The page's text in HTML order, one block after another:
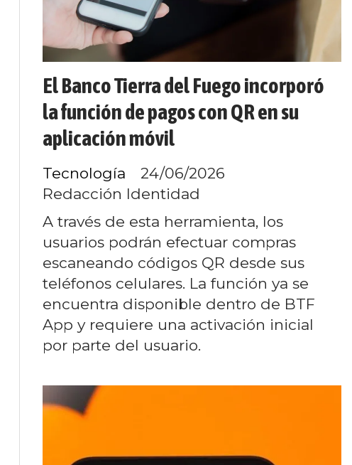
El Banco Tierra del Fuego incorporó
la función de pagos con QR en su
aplicación móvil
Redacción Identidad
Tecnología 24/06/2026
A través de esta herramienta, los
usuarios podrán efectuar compras
escaneando códigos QR desde sus
teléfonos celulares. La función ya se
encuentra disponible dentro de BTF
App y requiere una activación inicial
por parte del usuario.